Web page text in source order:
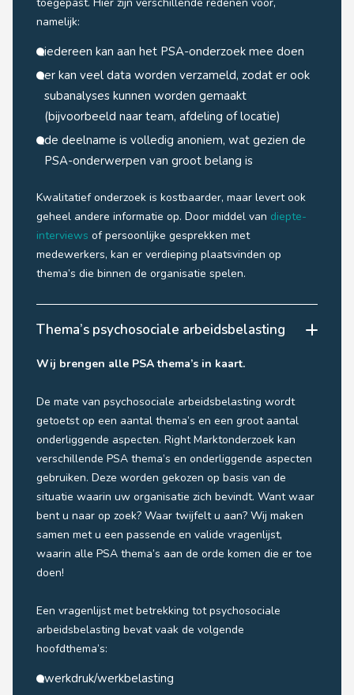
toegepast. Hier zijn verschillende redenen voor,
namelijk:
iedereen kan aan het PSA-onderzoek mee doen
er kan veel data worden verzameld, zodat er ook
subanalyses kunnen worden gemaakt
(bijvoorbeeld naar team, afdeling of locatie)
de deelname is volledig anoniem, wat gezien de
PSA-onderwerpen van groot belang is
Kwalitatief onderzoek is kostbaarder, maar levert ook
geheel andere informatie op. Door middel van diepte-
interviews of persoonlijke gesprekken met
medewerkers, kan er verdieping plaatsvinden op
thema’s die binnen de organisatie spelen.
Thema’s psychosociale arbeidsbelasting
Wij brengen alle PSA thema’s in kaart.
De mate van psychosociale arbeidsbelasting wordt
getoetst op een aantal thema’s en een groot aantal
onderliggende aspecten. Right Marktonderzoek kan
verschillende PSA thema’s en onderliggende aspecten
gebruiken. Deze worden gekozen op basis van de
situatie waarin uw organisatie zich bevindt. Want waar
bent u naar op zoek? Waar twijfelt u aan? Wij maken
samen met u een passende en valide vragenlijst,
waarin alle PSA thema’s aan de orde komen die er toe
doen!
Een vragenlijst met betrekking tot psychosociale
arbeidsbelasting bevat vaak de volgende
hoofdthema’s:
werkdruk/werkbelasting